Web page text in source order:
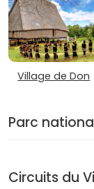
Village de Don
Parc
Circuits du